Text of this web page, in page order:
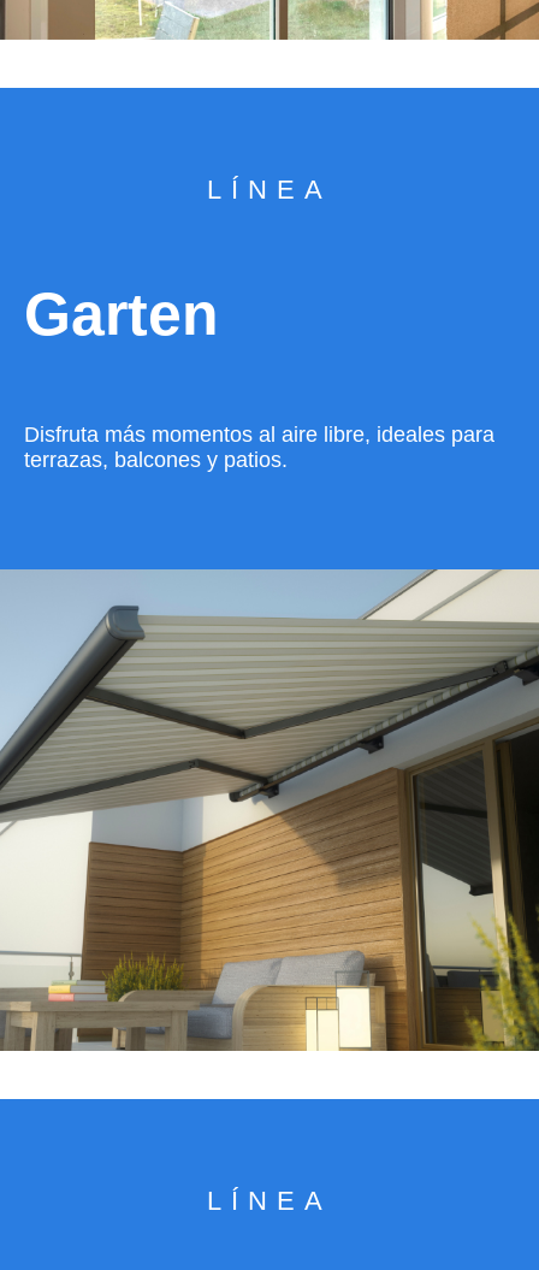
LÍNEA
Garten
Disfruta más momentos al aire libre, ideales para
terrazas, balcones y patios.
VER CATÁLOGO
LÍNEA